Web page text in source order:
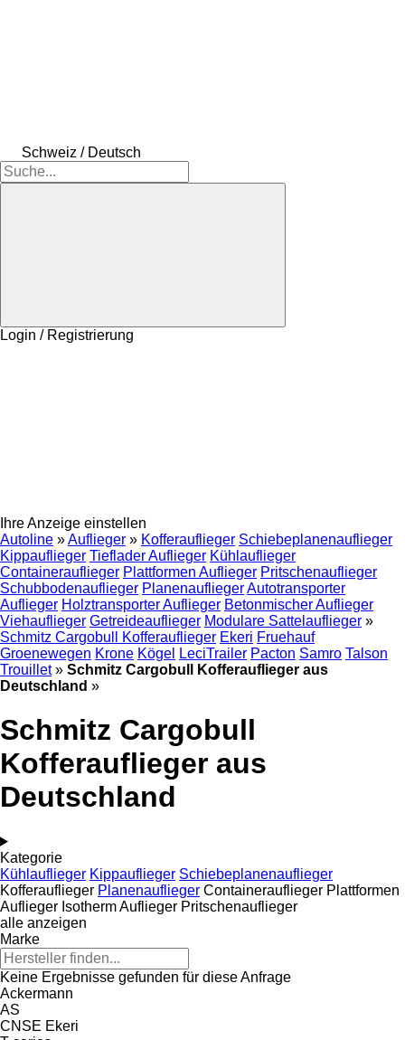
Schweiz / Deutsch
Login / Registrierung
Ihre Anzeige einstellen
Autoline »Auflieger » Kofferauflieger Schiebeplanenauflieger
Kippauflieger Tieflader Auflieger Kühlauflieger
Containerauflieger Plattformen Auflieger Pritschenauflieger
Schubbodenauflieger PlanenaufliegerAutotransporter
Auflieger Holztransporter Auflieger Betonmischer Auflieger
Viehauflieger Getreideauflieger Modulare Sattelauflieger »
Schmitz Cargobull Kofferauflieger Ekeri Fruehauf
Groenewegen Krone Kögel LeciTrailer Pacton Samro Talson
Trouillet » Schmitz Cargobull Kofferauflieger aus
Deutschland »
Schmitz Cargobull
Kofferauflieger aus
Deutschland
Kategorie
Kühlauflieger Kippauflieger Schiebeplanenauflieger
Kofferauflieger Planenauflieger Containerauflieger Plattformen
Auflieger Isotherm Auflieger Pritschenauflieger
alle anzeigen
Marke
Keine Ergebnisse gefunden für diese Anfrage
Ackermann
AS
CNSE Ekeri